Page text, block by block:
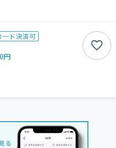
ード決済可
円